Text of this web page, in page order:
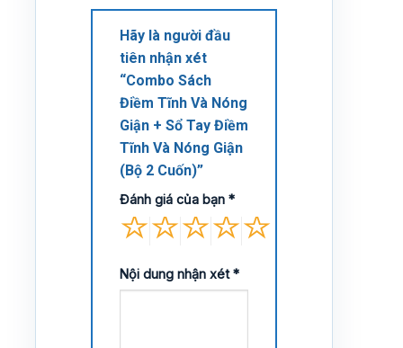
Hãy là người đầu
tiên nhận xét
“Combo Sách
Điềm Tĩnh Và Nóng
Giận + Sổ Tay Điềm
Tĩnh Và Nóng Giận
(Bộ 2 Cuốn)”
Đánh giá của bạn *
Nội dung nhận xét*